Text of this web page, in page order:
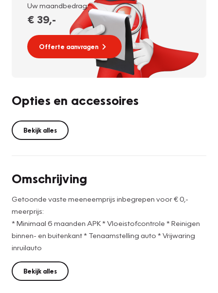
Uw maandbedrag:
€ 39,-
Offerte aanvragen
Opties en accessoires
Bekijk alles
Omschrijving
Getoonde vaste meeneemprijs inbegrepen voor € 0,-
meerprijs:
* Minimaal 6 maanden APK * Vloeistofcontrole * Reinigen
binnen- en buitenkant * Tenaamstelling auto * Vrijwaring
inruilauto
Bekijk alles